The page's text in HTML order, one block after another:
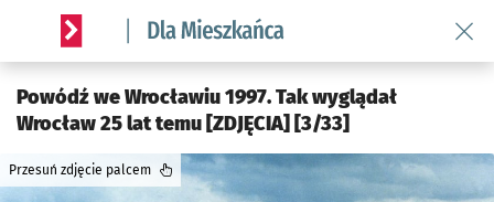
Serwis informacyjny wroclaw.pl podserwis: Dla mieszkańca
Powódź we Wrocławiu 1997. Tak wyglądał
Wrocław 25 lat temu [ZDJĘCIA] [3/33]
Przesuń zdjęcie palcem